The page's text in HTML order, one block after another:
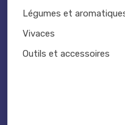
Légumes et
Vivaces
Outils et accessoires